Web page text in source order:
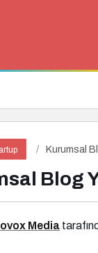
Kurumsal
Blog
Media
Otomotiv Satış